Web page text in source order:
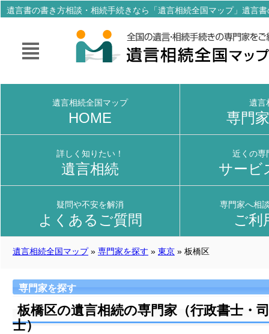
遺言書の書き方相談・相続手続きなら「遺言相続全国マップ」遺言
遺言相続全国マップ» 専門家を探す » 東京 » 板橋区
専門家を探す
板橋区の遺言相続の専門家（行政書士・
士）
遺言相続全国マップ
HOME
遺言
専門
詳しく知りたい！
遺言相続
近くの専
サービ
疑問や不安を解消
よくあるご質問
専門家へ相
ご利